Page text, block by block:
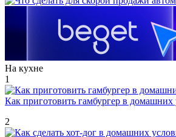
На кухне
1
Как приготовить гамбургер в домашних
2